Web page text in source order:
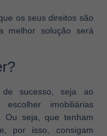
os seus direitos são
melhor solução será
sucesso, seja ao
imobiliárias
Ou seja, que tenham
por isso, consigam